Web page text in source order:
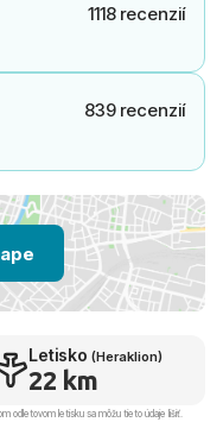
1118 recenzií
839 recenzií
Letisko (Heraklion)
22 km
odletovom letisku sa môžu tieto údaje líšiť.